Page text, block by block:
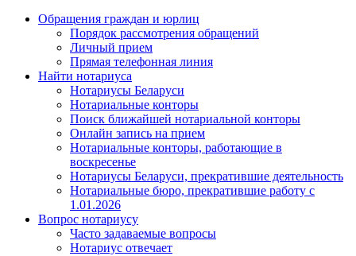
Обращения граждан и юрлиц
Порядок рассмотрения обращений
Личный прием
Прямая телефонная линия
Найти нотариуса
Нотариусы Беларуси
Нотариальные конторы
Поиск ближайшей нотариальной конторы
Онлайн запись на прием
Нотариальные конторы, работающие в
воскресенье
Нотариусы Беларуси, прекратившие деятельность
Нотариальные бюро, прекратившие работу с
1.01.2026
Вопрос нотариусу
Часто задаваемые вопросы
Нотариус отвечает